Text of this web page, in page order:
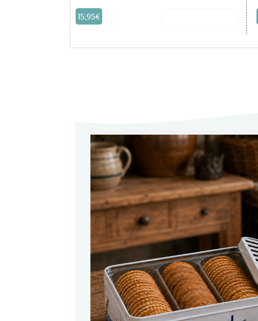
15,95€